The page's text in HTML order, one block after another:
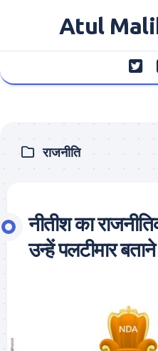
Atul
राजनीति
नीतीश का
उन्हें पलटीमार